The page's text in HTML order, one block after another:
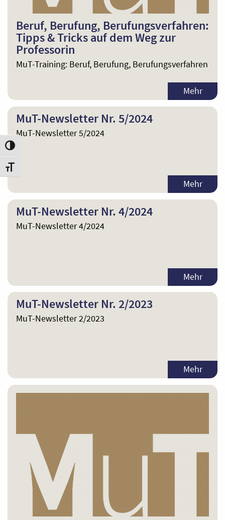
Umschalten auf hohe Kontraste
Schrift vergrößern
Beruf, Berufung, Berufungsverfahren:
Tipps & Tricks auf dem Weg zur
Professorin
MuT-Training: Beruf, Berufung, Berufungsverfahren
Mehr
MuT-Newsletter Nr. 5/2024
MuT-Newsletter 5/2024
Mehr
MuT-Newsletter Nr. 4/2024
MuT-Newsletter 4/2024
Mehr
MuT-Newsletter Nr. 2/2023
MuT-Newsletter 2/2023
Mehr